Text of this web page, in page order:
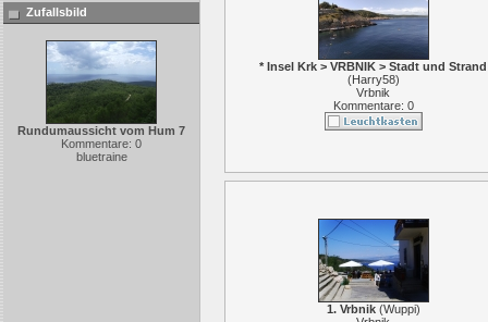
Zufallsbild
Rundumaussicht vom Hum 7
Kommentare: 0
bluetraine
* Insel Krk > VRBNIK > Stadt und Strand
(Harry58)
Vrbnik
Kommentare: 0
1. Vrbnik(Wuppi)